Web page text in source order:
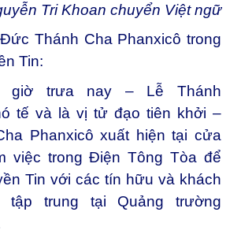
Tri Khoan chuyển Việt ngữ
Thánh Cha Phanxicô trong
Tin:
giờ trưa nay – Lễ Thánh
tế và là vị tử đạo tiên khởi –
Phanxicô xuất hiện tại cửa
việc trong Điện Tông Tòa để
Tin với các tín hữu và khách
tập trung tại Quảng trường